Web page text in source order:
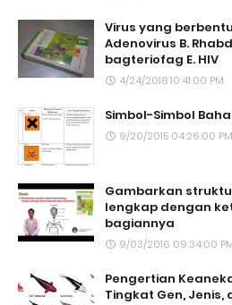
Virus yang
Adenovirus B.
bagteriofag E. HIV
4/24/2018 10:41:00 PM
Simbol-Simbol
9/20/2015 04:26:00 PM
Gambarkan
lengkap dengan
bagiannya
9/03/2016 09:34:00
Pengertian
Tingkat Gen, Jenis,